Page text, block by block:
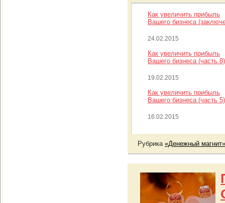
Как увеличить прибыль
Вашего бизнеса
24.02.2015
Как увеличить прибыль
Вашего бизнеса (часть 8)
19.02.2015
Как увеличить прибыль
Вашего бизнеса (часть 5)
16.02.2015
Рубрика «Денежный магнит»